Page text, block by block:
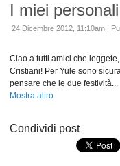
I miei
24 Dicembre 2012, 11:10am |
Ciao a tutti amici che
Cristiani! Per Yule sono
pensare che le due festività...
Mostra altro
Condividi post